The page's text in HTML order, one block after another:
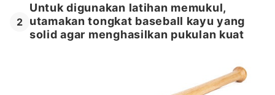
2
Untuk digunakan latihan memukul,
utamakan tongkat baseball kayu yang
solid agar menghasilkan pukulan kuat